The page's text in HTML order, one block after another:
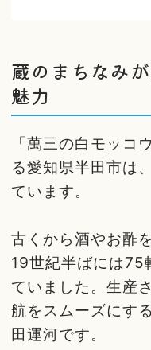
蔵のまちなみ
魅力
「萬三の白モッ
る愛知県半田市は
ています。
古くから酒やお酢
19世紀半ばには75
ていました。生産
航をスムーズにす
田運河です。